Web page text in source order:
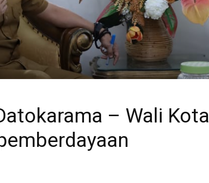
– Wali Kota